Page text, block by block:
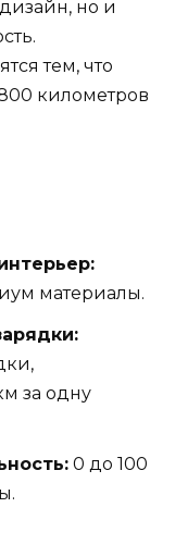
но и
тем, что
километров
материалы.
за одну
0 до 100